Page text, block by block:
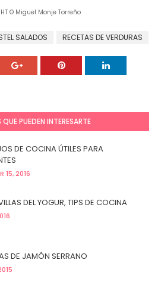
© Miguel Monje Torreño
SALADOS RECETAS DE VERDURAS
PUEDEN INTERESARTE
DE COCINA ÚTILES PARA
15, 2016
DEL YOGUR, TIPS DE COCINA
DE JAMÓN SERRANO